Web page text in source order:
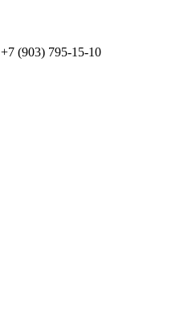
+7 (903) 795-15-10